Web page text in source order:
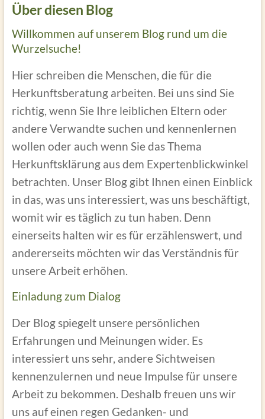
Über diesen Blog
Willkommen auf unserem Blog rund um die
Wurzelsuche!
Hier schreiben die Menschen, die für die
Herkunftsberatung arbeiten. Bei uns sind Sie
richtig, wenn Sie Ihre leiblichen Eltern oder
andere Verwandte suchen und kennenlernen
wollen oder auch wenn Sie das Thema
Herkunftsklärung aus dem Expertenblickwinkel
betrachten. Unser Blog gibt Ihnen einen Einblick
in das, was uns interessiert, was uns beschäftigt,
womit wir es täglich zu tun haben. Denn
einerseits halten wir es für erzählenswert, und
andererseits möchten wir das Verständnis für
unsere Arbeit erhöhen.
Einladung zum Dialog
Der Blog spiegelt unsere persönlichen
Erfahrungen und Meinungen wider. Es
interessiert uns sehr, andere Sichtweisen
kennenzulernen und neue Impulse für unsere
Arbeit zu bekommen. Deshalb freuen uns wir
uns auf einen regen Gedanken- und